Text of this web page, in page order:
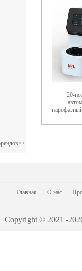
20-
Главная О нас
Copyright © 2021 -